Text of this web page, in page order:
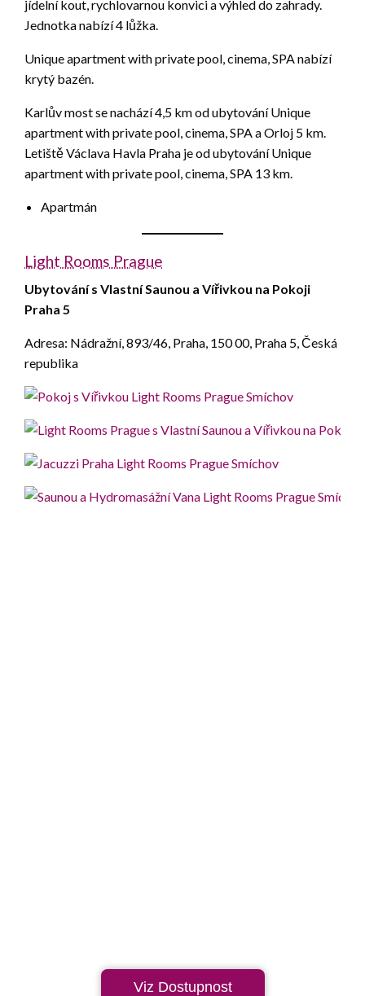
jídelní kout, rychlovarnou konvici a výhled do zahrady.
Jednotka nabízí 4 lůžka.
Unique apartment with private pool, cinema, SPA nabízí
krytý bazén.
Karlův most se nachází 4,5 km od ubytování Unique
apartment with private pool, cinema, SPA a Orloj 5 km.
Letiště Václava Havla Praha je od ubytování Unique
apartment with private pool, cinema, SPA 13 km.
Apartmán
Light Rooms Prague
Ubytování s Vlastní Saunou a Vířivkou na Pokoji
Praha 5
Adresa: Nádražní, 893/46, Praha, 150 00, Praha 5, Česká
republika
Viz Dostupnost